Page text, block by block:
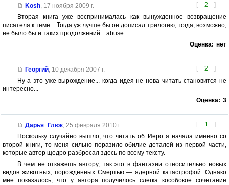
[ 2 ]
Kosh, 17 ноября 2009 г.
Вторая книга уже воспринималась как вынужденное возвращение
писателя к теме... Тогда уж лучше бы он дописал трилогию, тогда, возможно,
не было бы и таких продолжений...:abuse:
Оценка: нет
[ 2 ]
Георгий, 10 декабря 2007 г.
Ну а это уже вырождение... когда идея не нова читать становится не
интересно...
Оценка: 3
[ 1 ]
Дарья_Глюк, 25 февраля 2010 г.
Поскольку случайно вышло, что читать об Иеро я начала именно со
второй книги, то меня сильно поразило обилие деталей из первой части,
которые автор щедро разбросал здесь по всему тексту.
В чем не откажешь автору, так это в фантазии относительно новых
видов животных, порожденных Смертью — ядерной катастрофой. Однако
мне показалось, что у автора получилось слегка кособокое сочетание